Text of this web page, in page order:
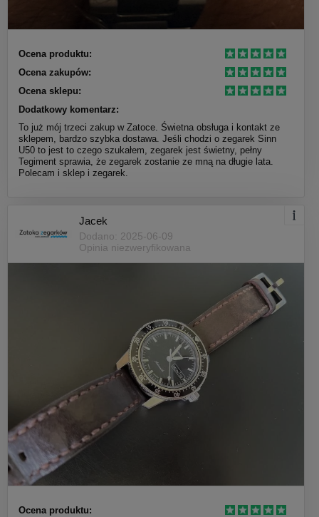
Ocena produktu:
Ocena zakupów:
Ocena sklepu:
Dodatkowy komentarz:
To już mój trzeci zakup w Zatoce. Świetna obsługa i kontakt ze
sklepem, bardzo szybka dostawa. Jeśli chodzi o zegarek Sinn
U50 to jest to czego szukałem, zegarek jest świetny, pełny
Tegiment sprawia, że zegarek zostanie ze mną na długie lata.
Polecam i sklep i zegarek.
Jacek
Dodano: 2025-06-09
Opinia niezweryfikowana
Ocena produktu: